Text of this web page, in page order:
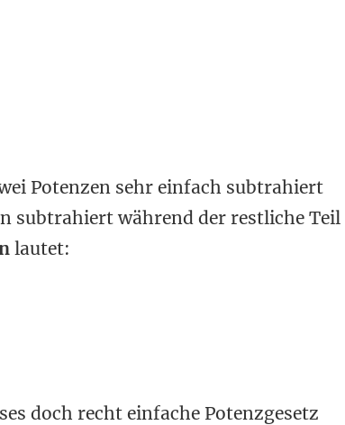
Potenzen sehr einfach subtrahiert
subtrahiert während der restliche Teil
lautet:
doch recht einfache Potenzgesetz